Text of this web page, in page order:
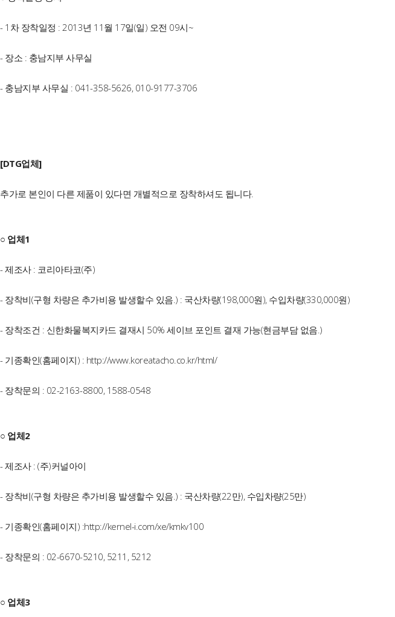
- 1차 장착일정 : 2013년 11월 17일(일) 오전 09시~
- 장소 : 충남지부 사무실
- 충남지부 사무실 : 041-358-5626, 010-9177-3706
[DTG업체]
추가로 본인이 다른 제품이 있다면 개별적으로 장착하셔도 됩니다.
○ 업체1
- 제조사 : 코리아타코(주)
- 장착비(구형 차량은 추가비용 발생할수 있음.) : 국산차량(198,000원), 수입차량(330,000원)
- 장착조건 : 신한화물복지카드 결재시 50% 세이브 포인트 결재 가능(현금부담 없음.)
- 기종확인(홈페이지) : http://www.koreatacho.co.kr/html/
- 장착문의 : 02-2163-8800, 1588-0548
○ 업체2
- 제조사 : (주)커널아이
- 장착비(구형 차량은 추가비용 발생할수 있음.) : 국산차량(22만), 수입차량(25만)
- 기종확인(홈페이지) :http://kernel-i.com/xe/kmkv100
- 장착문의 : 02-6670-5210, 5211, 5212
○ 업체3